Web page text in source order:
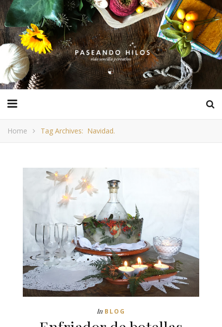
Home Tag Archives: Navidad.
In BLOG